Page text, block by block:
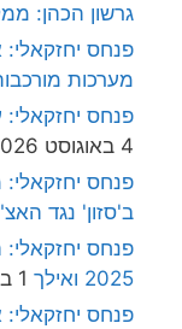
גרשון הכהן:
פנחס
מערכות
פנחס יחזקאלי:
4 באוגוסט 2026
פנחס
ב'סזון' נגד
פנחס יחזקאלי:
2025 ואילך
1 באוגוסט 2026
פנחס